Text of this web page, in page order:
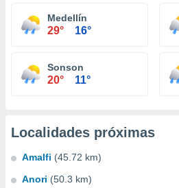
Medellín
29° 16°
Sonson
20° 11°
Localidades próximas
Amalfi (45.72 km)
Anori (50.3 km)